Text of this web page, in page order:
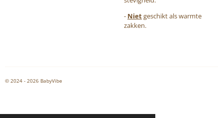
- Nietgeschikt als warmte
zakken.
© 2024 - 2026 BabyVibe